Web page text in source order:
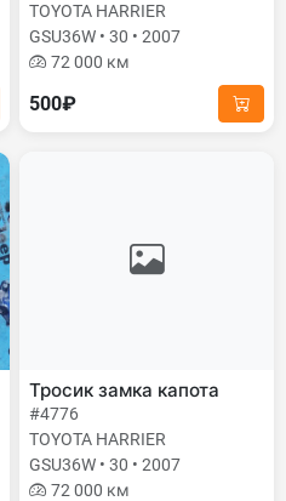
TOYOTA HARRIER
GSU36W • 30 • 2007
72 000 км
500₽
Тросик замка капота
#4776
TOYOTA HARRIER
GSU36W • 30 • 2007
72 000 км